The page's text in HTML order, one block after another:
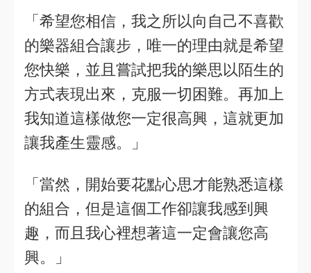
「希望您相信，我之所以向自己不喜歡
的樂器組合讓步，唯一的理由就是希望
您快樂，並且嘗試把我的樂思以陌生的
方式表現出來，克服一切困難。再加上
我知道這樣做您一定很高興，這就更加
讓我產生靈感。」
「當然，開始要花點心思才能熟悉這樣
的組合，但是這個工作卻讓我感到興
趣，而且我心裡想著這一定會讓您高
興。」